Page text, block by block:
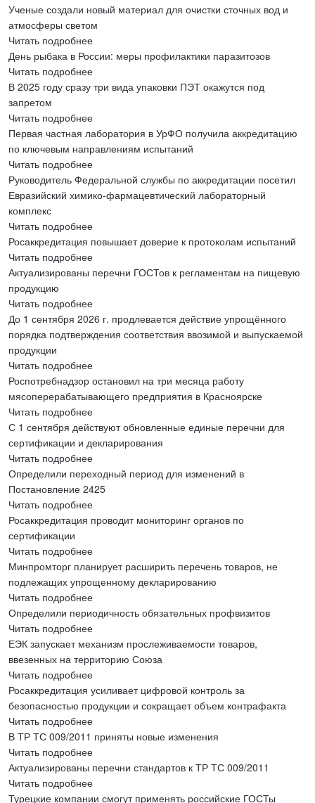
Ученые создали новый материал для очистки сточных вод и
атмосферы светом
Читать подробнее
День рыбака в России: меры профилактики паразитозов
Читать подробнее
В 2025 году сразу три вида упаковки ПЭТ окажутся под
запретом
Читать подробнее
Первая частная лаборатория в УрФО получила аккредитацию
по ключевым направлениям испытаний
Читать подробнее
Руководитель Федеральной службы по аккредитации посетил
Евразийский химико-фармацевтический лабораторный
комплекс
Читать подробнее
Росаккредитация повышает доверие к протоколам испытаний
Читать подробнее
Актуализированы перечни ГОСТов к регламентам на пищевую
продукцию
Читать подробнее
До 1 сентября 2026 г. продлевается действие упрощённого
порядка подтверждения соответствия ввозимой и выпускаемой
продукции
Читать подробнее
Роспотребнадзор остановил на три месяца работу
мясоперерабатывающего предприятия в Красноярске
Читать подробнее
С 1 сентября действуют обновленные единые перечни для
сертификации и декларирования
Читать подробнее
Определили переходный период для изменений в
Постановление 2425
Читать подробнее
Росаккредитация проводит мониторинг органов по
сертификации
Читать подробнее
Минпромторг планирует расширить перечень товаров, не
подлежащих упрощенному декларированию
Читать подробнее
Определили периодичность обязательных профвизитов
Читать подробнее
ЕЭК запускает механизм прослеживаемости товаров,
ввезенных на территорию Союза
Читать подробнее
Росаккредитация усиливает цифровой контроль за
безопасностью продукции и сокращает объем контрафакта
Читать подробнее
В ТР ТС 009/2011 приняты новые изменения
Читать подробнее
Актуализированы перечни стандартов к ТР ТС 009/2011
Читать подробнее
Турецкие компании смогут применять российские ГОСТы